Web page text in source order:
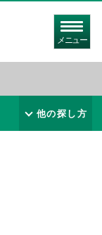
メニュー
他の探し方